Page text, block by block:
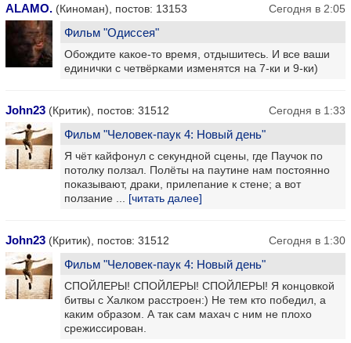
ALAMO. (Киноман), постов: 13153 Сегодня в 2:05
Фильм "Одиссея"
Обождите какое-то время, отдышитесь. И все ваши
единички с четвёрками изменятся на 7-ки и 9-ки)
John23 (Критик), постов: 31512 Сегодня в 1:33
Фильм "Человек-паук 4: Новый день"
Я чёт кайфонул с секундной сцены, где Паучок по
потолку ползал. Полёты на паутине нам постоянно
показывают, драки, прилепание к стене; а вот
ползание ... [читать далее]
John23 (Критик), постов: 31512 Сегодня в 1:30
Фильм "Человек-паук 4: Новый день"
СПОЙЛЕРЫ! СПОЙЛЕРЫ! СПОЙЛЕРЫ! Я концовкой
битвы с Халком расстроен:) Не тем кто победил, а
каким образом. А так сам махач с ним не плохо
срежиссирован.